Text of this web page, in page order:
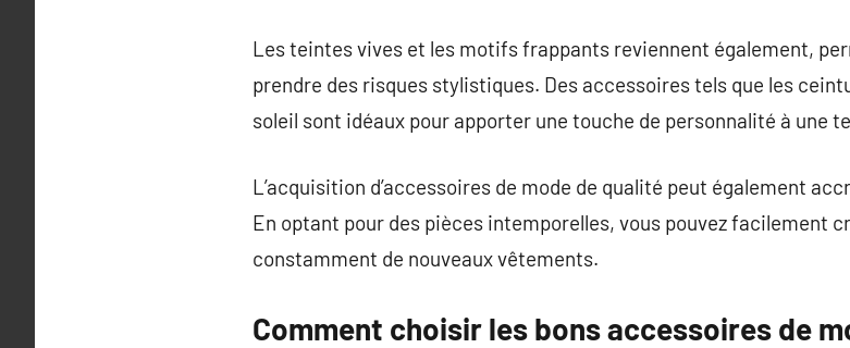
Les teintes vives et les motifs frappants reviennent également,
prendre des risques stylistiques. Des accessoires tels que les
soleil sont idéaux pour apporter une touche de personnalité à une
L’acquisition d’accessoires de mode de qualité peut également
En optant pour des pièces intemporelles, vous pouvez facilement
constamment de nouveaux vêtements.
Comment choisir les bons accessoires de